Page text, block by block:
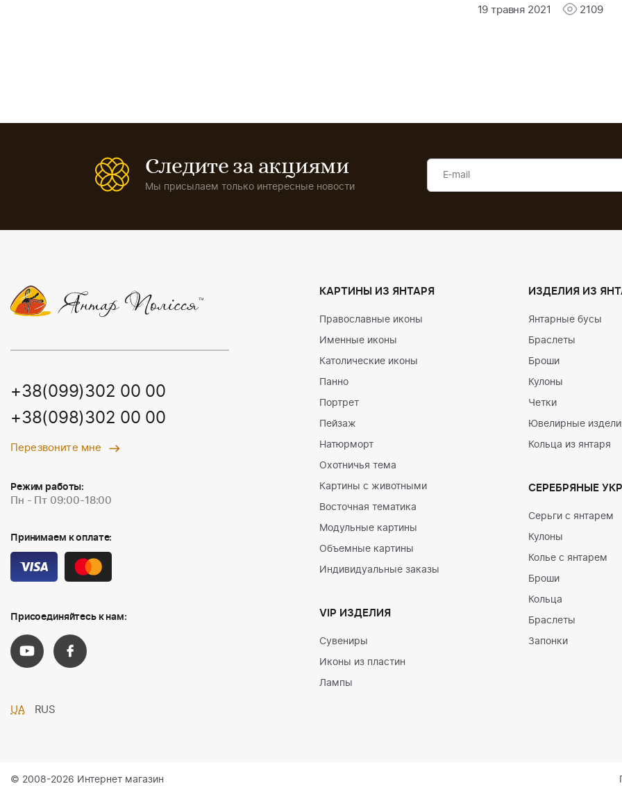
19 травня 2021 2109
Следите за акциями
Мы присылаем только интересные новости
+38(099)302 00 00
+38(098)302 00 00
Перезвоните мне
Режим работы:
Пн - Пт 09:00-18:00
Принимаем к оплате:
Присоединяйтесь к нам:
UA RUS
КАРТИНЫ ИЗ ЯНТАРЯ
Православные иконы
Именные иконы
Католические иконы
Панно
Портрет
Пейзаж
Натюрморт
Охотничья тема
Картины с животными
Восточная тематика
Модульные картины
Объемные картины
Индивидуальные заказы
VIP ИЗДЕЛИЯ
Сувениры
Иконы из пластин
Лампы
ИЗДЕЛИЯ ИЗ
Янтарные бусы
Браслеты
Броши
Кулоны
Четки
Ювелирные
Кольца из янтаря
СЕРЕБРЯНЫЕ
Серьги с янтарем
Кулоны
Колье с янтарем
Броши
Кольца
Браслеты
Запонки
© 2008-2026 Интернет магазин